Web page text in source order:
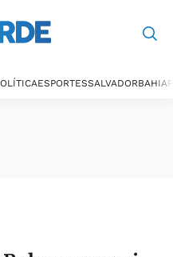
ESPORTESSALVADORBAHIA